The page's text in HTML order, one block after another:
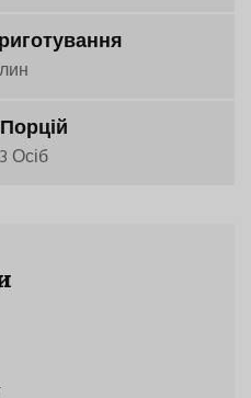
Порцій
3 Осіб